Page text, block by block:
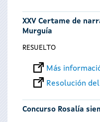
XXV Certame de
Murguía
RESUELTO
Más
Resolución
Concurso Rosalía